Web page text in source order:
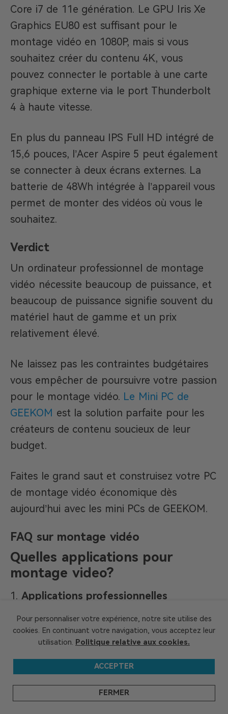
Core i7 de 11e génération. Le GPU Iris Xe
Graphics EU80 est suffisant pour le
montage vidéo en 1080P, mais si vous
souhaitez créer du contenu 4K, vous
pouvez connecter le portable à une carte
graphique externe via le port Thunderbolt
4 à haute vitesse.
En plus du panneau IPS Full HD intégré de
15,6 pouces, l’Acer Aspire 5 peut également
se connecter à deux écrans externes. La
batterie de 48Wh intégrée à l’appareil vous
permet de monter des vidéos où vous le
souhaitez.
Verdict
Un ordinateur professionnel de montage
vidéo nécessite beaucoup de puissance, et
beaucoup de puissance signifie souvent du
matériel haut de gamme et un prix
relativement élevé.
Ne laissez pas les contraintes budgétaires
vous empêcher de poursuivre votre passion
pour le montage vidéo. Le Mini PC de
GEEKOM est la solution parfaite pour les
créateurs de contenu soucieux de leur
budget.
Faites le grand saut et construisez votre PC
de montage vidéo économique dès
aujourd’hui avec les mini PCs de GEEKOM.
FAQ sur montage vidéo
Quelles applications pour
montage video?
1. Applications professionnelles
référence pour les monteurs professionnels.
Final Cut Pro – Idéal pour les utilisateurs
de Mac, puissant et optimisé.
DaVinci Resolve– Excellente alternative
gratuite avec des outils avancés.
Pour personnaliser votre expérience, notre site utilise des
cookies. En continuant votre navigation, vous acceptez leur
utilisation. Politique relative aux cookies.
ACCEPTER
FERMER